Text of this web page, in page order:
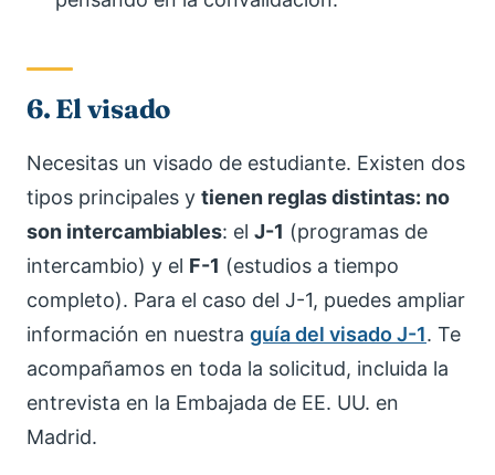
6. El visado
Necesitas un visado de estudiante. Existen dos
tipos principales y tienen reglas distintas: no
son intercambiables: el J-1 (programas de
intercambio) y el F-1 (estudios a tiempo
completo). Para el caso del J-1, puedes ampliar
información en nuestra guía del visado J-1. Te
acompañamos en toda la solicitud, incluida la
entrevista en la Embajada de EE. UU. en
Madrid.